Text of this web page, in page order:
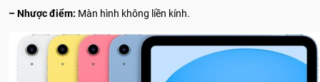
– Nhược điểm: Màn hình không liền kính.